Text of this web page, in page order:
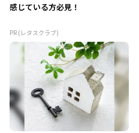
感じている方必見！
PR (レタスクラブ)